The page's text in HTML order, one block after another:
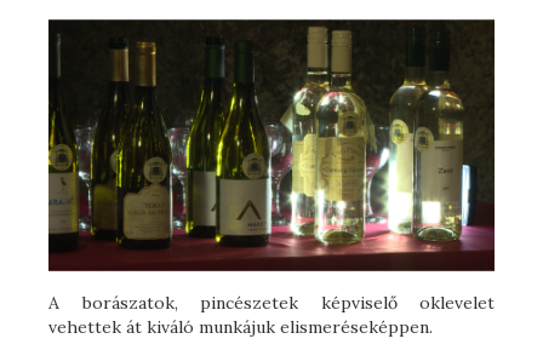
A borászatok, pincészetek képviselő oklevelet
vehettek át kiváló munkájuk elismeréseképpen.